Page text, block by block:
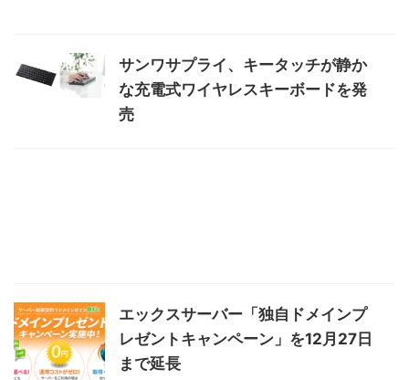
サンワサプライ、キータッチが静か
な充電式ワイヤレスキーボードを発
売
エックスサーバー「独自ドメインプ
レゼントキャンペーン」を12月27日
まで延長